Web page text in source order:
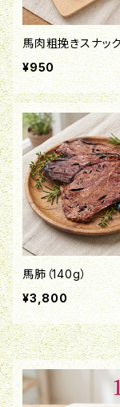
馬肉粗挽きスナック
¥950
馬肺（140g）
¥3,800